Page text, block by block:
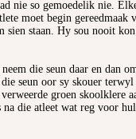
so gemoedelik nie.
moet begin gereedmaak
staan. Hy sou nooit
die seun daar en dan
seun oor sy skouer
groen
die atleet wat reg voor